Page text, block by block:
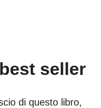
seller
di questo libro,